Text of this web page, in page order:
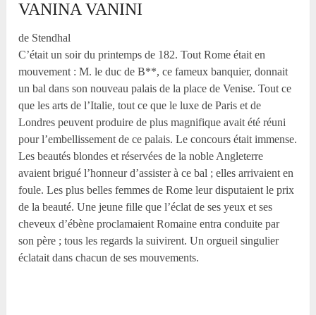
VANINA VANINI
de Stendhal
C’était un soir du printemps de 182. Tout Rome était en
mouvement : M. le duc de B**, ce fameux banquier, donnait
un bal dans son nouveau palais de la place de Venise. Tout ce
que les arts de l’Italie, tout ce que le luxe de Paris et de
Londres peuvent produire de plus magnifique avait été réuni
pour l’embellissement de ce palais. Le concours était immense.
Les beautés blondes et réservées de la noble Angleterre
avaient brigué l’honneur d’assister à ce bal ; elles arrivaient en
foule. Les plus belles femmes de Rome leur disputaient le prix
de la beauté. Une jeune fille que l’éclat de ses yeux et ses
cheveux d’ébène proclamaient Romaine entra conduite par
son père ; tous les regards la suivirent. Un orgueil singulier
éclatait dans chacun de ses mouvements.